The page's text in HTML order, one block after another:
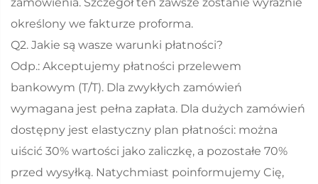
zamówienia. Szczegół ten zawsze zostanie wyraźnie
określony we fakturze proforma.
Q2. Jakie są wasze warunki płatności?
Odp.: Akceptujemy płatności przelewem
bankowym (T/T). Dla zwykłych zamówień
wymagana jest pełna zapłata. Dla dużych zamówień
dostępny jest elastyczny plan płatności: można
uiścić 30% wartości jako zaliczkę, a pozostałe 70%
przed wysyłką. Natychmiast poinformujemy Cię,